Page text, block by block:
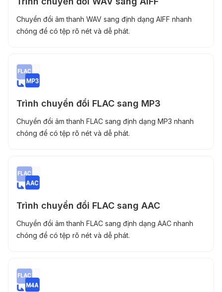
Chuyển đổi âm thanh WAV sang định dạng AIFF nhanh
chóng để có tệp rõ nét và dễ phát.
Trình chuyển đổi FLAC sang MP3
Chuyển đổi âm thanh FLAC sang định dạng MP3 nhanh
chóng để có tệp rõ nét và dễ phát.
Trình chuyển đổi FLAC sang AAC
Chuyển đổi âm thanh FLAC sang định dạng AAC nhanh
chóng để có tệp rõ nét và dễ phát.